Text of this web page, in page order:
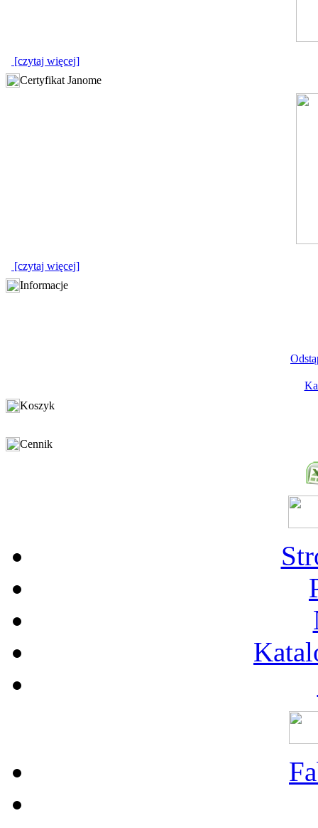
[czytaj więcej]
Certyfikat Janome
[czytaj więcej]
Informacje
Koszyk
Cennik